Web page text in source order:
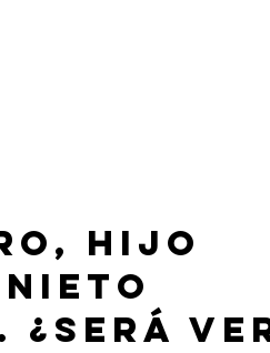
Hijo